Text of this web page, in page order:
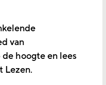
van
hoogte en lees
Lezen.